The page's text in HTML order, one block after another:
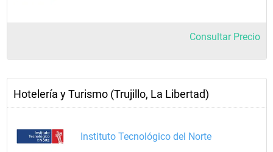
Consultar Precio
Hotelería y Turismo (Trujillo, La Libertad)
Instituto Tecnológico del Norte